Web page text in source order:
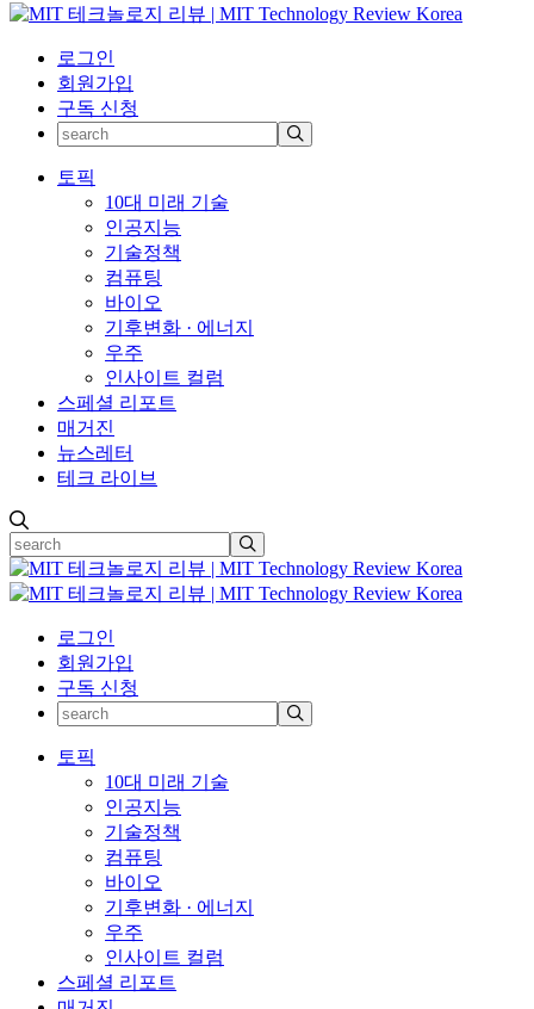
로그인
회원가입
구독 신청
토픽
10대 미래 기술
인공지능
기술정책
컴퓨팅
바이오
기후변화 · 에너지
우주
인사이트 컬럼
스페셜 리포트
매거진
뉴스레터
테크 라이브
로그인
회원가입
구독 신청
토픽
10대 미래 기술
인공지능
기술정책
컴퓨팅
바이오
기후변화 · 에너지
우주
인사이트 컬럼
스페셜 리포트